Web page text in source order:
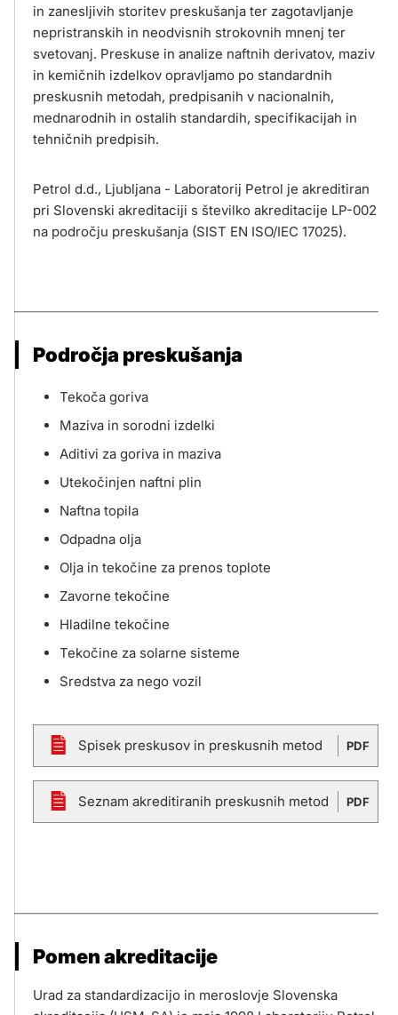
in zanesljivih storitev preskušanja ter zagotavljanje
nepristranskih in neodvisnih strokovnih mnenj ter
svetovanj. Preskuse in analize naftnih derivatov, maziv
in kemičnih izdelkov opravljamo po standardnih
preskusnih metodah, predpisanih v nacionalnih,
mednarodnih in ostalih standardih, specifikacijah in
tehničnih predpisih.
Petrol d.d., Ljubljana - Laboratorij Petrol je akreditiran
pri Slovenski akreditaciji s številko akreditacije LP-002
na področju preskušanja (SIST EN ISO/IEC 17025).
Področja preskušanja
Tekoča goriva
Maziva in sorodni izdelki
Aditivi za goriva in maziva
Utekočinjen naftni plin
Naftna topila
Odpadna olja
Olja in tekočine za prenos toplote
Zavorne tekočine
Hladilne tekočine
Tekočine za solarne sisteme
Sredstva za nego vozil
Spisek preskusov in preskusnih metod PDF
Seznam akreditiranih preskusnih metod PDF
Pomen akreditacije
Urad za standardizacijo in meroslovje Slovenska